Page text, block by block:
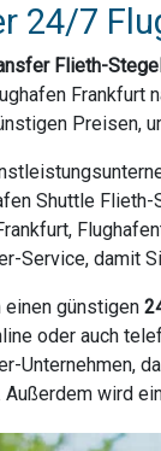
24/7
Flieth-
Preisen,
Shuttle
Service, damit
einen günstigen
oder auch
Unternehmen,
wird